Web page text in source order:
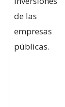
de las
empresas
públicas.